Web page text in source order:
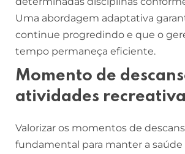
Uma abordagem adaptativa
continue progredindo e que o
tempo permaneça eficiente.
Momento de
atividades
Valorizar os momentos de
fundamental para manter a